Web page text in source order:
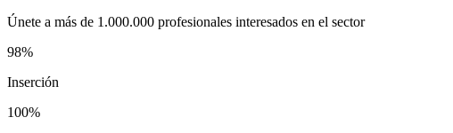
Únete a más de 1.000.000 profesionales interesados en el sector
98%
Inserción
100%